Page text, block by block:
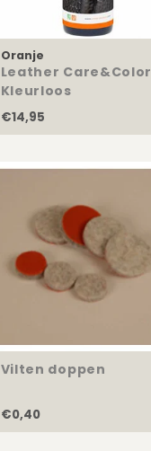
Oranje
Leather Care&Color
Kleurloos
€14,95
Vilten doppen
€0,40